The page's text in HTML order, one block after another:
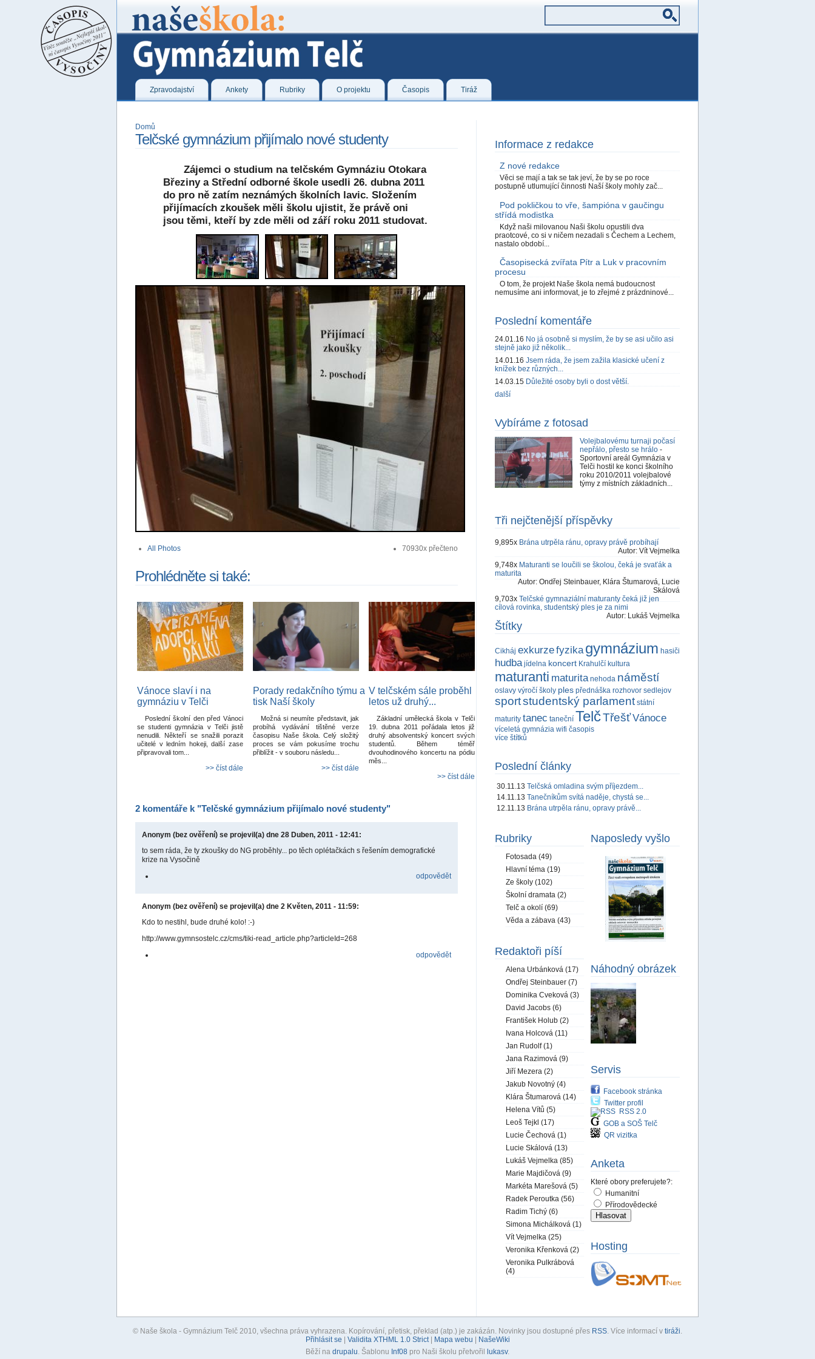
Zpravodajství Ankety Rubriky O projektu Časopis Tiráž
Domů
Telčské gymnázium přijímalo nové studenty
Zájemci o studium na telčském Gymnáziu Otokara
Březiny a Střední odborné škole usedli 26. dubna 2011
do pro ně zatím neznámých školních lavic. Složením
přijímacích zkoušek měli školu ujistit, že právě oni
jsou těmi, kteří by zde měli od září roku 2011 studovat.
70930x přečteno
All Photos
Prohlédněte si také:
Vánoce slaví i na
gymnáziu v Telči
Poslední školní den před Vánoci
se studenti gymnázia v Telči jistě
nenudili. Někteří se snažili porazit
učitelé v ledním hokeji, další zase
připravovali tom...
>> číst dále
Porady redakčního týmu a
tisk Naší školy
Možná si neumíte představit, jak
probíhá vydávání tištěné verze
časopisu Naše škola. Celý složitý
proces se vám pokusíme trochu
přiblížit - v souboru následu...
>> číst dále
V telčském sále proběhl
letos už druhý...
Základní umělecká škola v Telči
19. dubna 2011 pořádala letos již
druhý absolventský koncert svých
studentů. Během téměř
dvouhodinového koncertu na pódiu
měs...
>> číst dále
2 komentáře k "Telčské gymnázium přijímalo nové studenty"
Anonym (bez ověření) se projevil(a) dne 28 Duben, 2011 - 12:41:
to sem ráda, že ty zkoušky do NG proběhly... po těch oplétačkách s řešením demografické
krize na Vysočině
odpovědět
Anonym (bez ověření) se projevil(a) dne 2 Květen, 2011 - 11:59:
Kdo to nestihl, bude druhé kolo! :-)
http://www.gymnsostelc.cz/cms/tiki-read_article.php?articleId=268
odpovědět
Informace z redakce
Z nové redakce
Věci se mají a tak se tak jeví, že by se po roce
postupně utlumující činnosti Naší školy mohly zač...
Pod pokličkou to vře, šampióna v gaučingu
střídá modistka
Když naši milovanou Naši školu opustili dva
praotcové, co si v ničem nezadali s Čechem a Lechem,
nastalo období...
Časopisecká zvířata Pítr a Luk v pracovním
procesu
O tom, že projekt Naše škola nemá budoucnost
nemusíme ani informovat, je to zřejmé z prázdninové...
Poslední komentáře
24.01.16 No já osobně si myslím, že by se asi učilo asi
stejně jako již několik...
14.01.16 Jsem ráda, že jsem zažila klasické učení z
knížek bez různých...
14.03.15 Důležité osoby byli o dost větší.
další
Vybíráme z fotosad
Volejbalovému turnaji počasí
nepřálo, přesto se hrálo -
Sportovní areál Gymnázia v
Telči hostil ke konci školního
roku 2010/2011 volejbalové
týmy z místních základních...
Tři nejčtenější příspěvky
9,895x Brána utrpěla ránu, opravy právě probíhají
Autor: Vít Vejmelka
9,748x Maturanti se loučili se školou, čeká je svaťák a
maturita
Autor:Ondřej Steinbauer, Klára Štumarová, Lucie
Skálová
9,703x Telčské gymnaziální maturanty čeká již jen
cílová rovinka, studentský ples je za nimi
Autor: Lukáš Vejmelka
Štítky
Cikháj exkurzefyzika gymnázium hasiči
hudba jídelna koncert Krahulčí kultura
maturanti maturita nehoda náměstí
oslavy výročí školy ples přednáška rozhovor sedlejov
sportstudentský parlament státní
maturity tanec taneční TelčTřešťVánoce
víceletá gymnázia wifi časopis
více štítků
Poslední články
30.11.13 Telčská omladina svým příjezdem...
14.11.13 Tanečníkům svítá naděje, chystá se...
12.11.13 Brána utrpěla ránu, opravy právě...
Rubriky
Fotosada (49)
Hlavní téma (19)
Ze školy (102)
Školní dramata (2)
Telč a okolí (69)
Věda a zábava (43)
Redaktoři píší
Alena Urbánková (17)
Ondřej Steinbauer (7)
Dominika Cveková (3)
David Jacobs (6)
František Holub (2)
Ivana Holcová (11)
Jan Rudolf (1)
Jana Razimová (9)
Jiří Mezera (2)
Jakub Novotný (4)
Klára Štumarová (14)
Helena Vítů (5)
Leoš Tejkl (17)
Lucie Čechová (1)
Lucie Skálová (13)
Lukáš Vejmelka (85)
Marie Majdičová (9)
Markéta Marešová (5)
Radek Peroutka (56)
Radim Tichý (6)
Simona Michálková (1)
Vít Vejmelka (25)
Veronika Křenková (2)
Veronika Pulkrábová
(4)
Naposledy vyšlo
Náhodný obrázek
Servis
Facebook stránka
Twitter profil
RSS 2.0
GOB a SOŠ Telč
QR vizitka
Anketa
Které obory preferujete?:
Humanitní
Přírodovědecké
Hosting
© Naše škola - Gymnázium Telč 2010, všechna práva vyhrazena. Kopírování, přetisk, překlad (atp.) je zakázán. Novinky jsou dostupné přes RSS. Více informací v tiráži.
Přihlásit se | Validita XTHML 1.0 Strict| Mapa webu | NašeWiki
Běží na drupalu. Šablonu Inf08 pro Naši školu přetvořil lukasv.